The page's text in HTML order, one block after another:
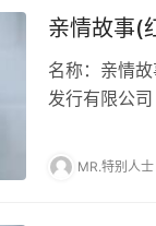
亲情故事(
名称：亲情
发行有限公
籍下载,作者
MR.特别人士